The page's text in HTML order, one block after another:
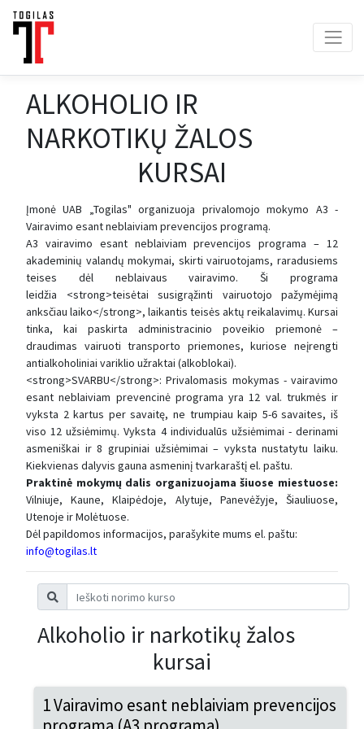
ALKOHOLIO IR
NARKOTIKŲ ŽALOS
KURSAI
Įmonė UAB „Togilas" organizuoja privalomojo mokymo A3 -
Vairavimo esant neblaiviam prevencijos programą.
A3 vairavimo esant neblaiviam prevencijos programa – 12
akademinių valandų mokymai, skirti vairuotojams, raradusiems
teises dėl neblaivaus vairavimo. Ši programa
leidžia <strong>teisėtai susigrąžinti vairuotojo pažymėjimą
anksčiau laiko</strong>, laikantis teisės aktų reikalavimų. Kursai
tinka, kai paskirta administracinio poveikio priemonė –
draudimas vairuoti transporto priemones, kuriose neįrengti
antialkoholiniai variklio užraktai (alkoblokai).
<strong>SVARBU</strong>: Privalomasis mokymas - vairavimo
esant neblaiviam prevencinė programa yra 12 val. trukmės ir
vyksta 2 kartus per savaitę, ne trumpiau kaip 5-6 savaites, iš
viso 12 užsiėmimų. Vyksta 4 individualūs užsiėmimai - derinami
asmeniškai ir 8 grupiniai užsiėmimai – vyksta nustatytu laiku.
Kiekvienas dalyvis gauna asmeninį tvarkaraštį el. paštu.
Praktinė mokymų dalis organizuojama šiuose miestuose:
Vilniuje, Kaune, Klaipėdoje, Alytuje, Panevėžyje, Šiauliuose,
Utenoje ir Molėtuose.
Dėl papildomos informacijos, parašykite mums el. paštu:
info@togilas.lt
Alkoholio ir narkotikų žalos
kursai
1 Vairavimo esant neblaiviam prevencijos